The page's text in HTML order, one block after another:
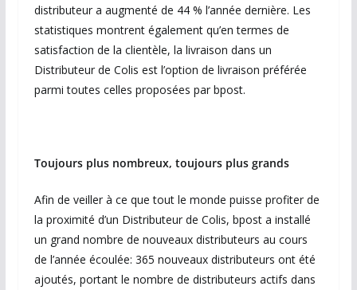
distributeur a augmenté de 44 % l’année dernière. Les
statistiques montrent également qu’en termes de
satisfaction de la clientèle, la livraison dans un
Distributeur de Colis est l’option de livraison préférée
parmi toutes celles proposées par bpost.
Toujours plus nombreux, toujours plus grands
Afin de veiller à ce que tout le monde puisse profiter de
la proximité d’un Distributeur de Colis, bpost a installé
un grand nombre de nouveaux distributeurs au cours
de l’année écoulée: 365 nouveaux distributeurs ont été
ajoutés, portant le nombre de distributeurs actifs dans